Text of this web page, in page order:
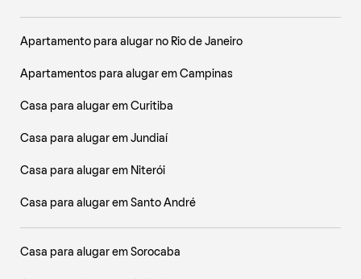
Apartamento para alugar no Rio de Janeiro
Apartamentos para alugar em Campinas
Casa para alugar em Curitiba
Casa para alugar em Jundiaí
Casa para alugar em Niterói
Casa para alugar em Santo André
Casa para alugar em Sorocaba